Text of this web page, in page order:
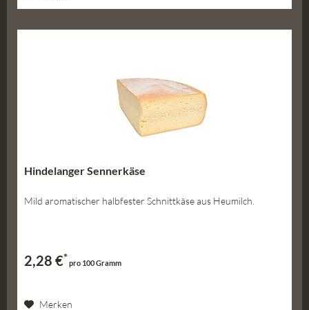
Hindelanger Sennerkäse
Mild aromatischer halbfester Schnittkäse aus Heumilch.
2,28 €*pro 100 Gramm
Merken